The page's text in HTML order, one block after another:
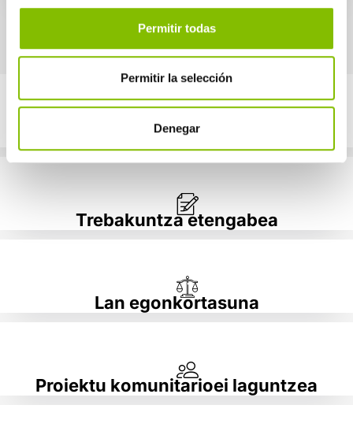
Permitir todas
Permitir la selección
Denegar
Etengabeko prestakuntza
Trebakuntza etengabea
Lan egonkortasuna
Proiektu komunitarioei laguntzea